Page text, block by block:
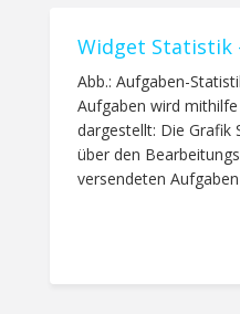
Widget Statistik
Abb.: Aufgaben-
Aufgaben wird
dargestellt: Die Grafik
über den
versendeten